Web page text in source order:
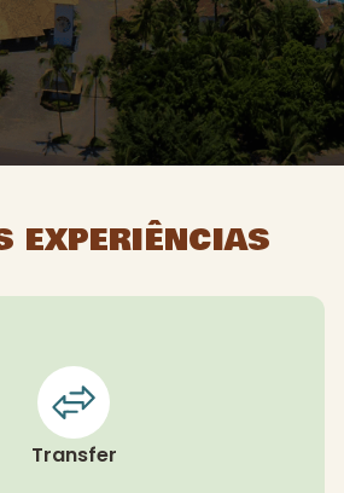
EXPERIÊNCIAS
Transfer